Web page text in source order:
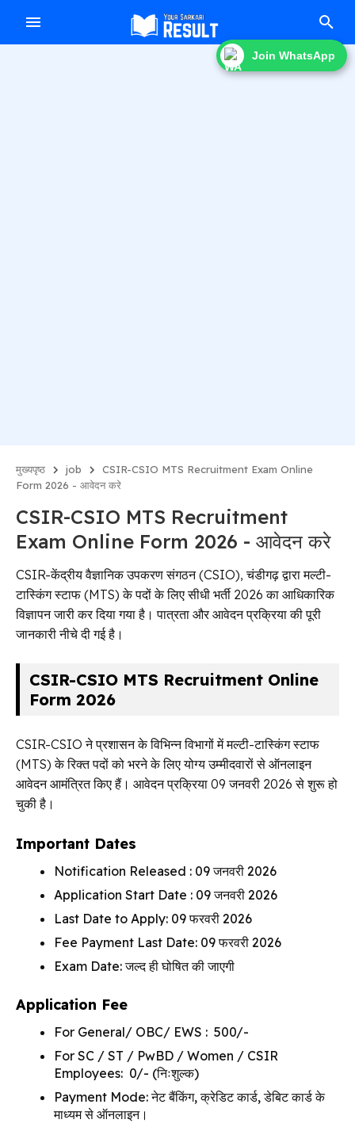
मुख्यपृष्ठ job
CSIR-CSIO MTS Recruitment Exam Online
Form 2026 - आवेदन करे
CSIR-CSIO MTS Recruitment
Exam Online Form 2026 - आवेदन करे
CSIR-केंद्रीय वैज्ञानिक उपकरण संगठन (CSIO), चंडीगढ़ द्वारा मल्टी-
टास्किंग स्टाफ (MTS) के पदों के लिए सीधी भर्ती 2026 का आधिकारिक
विज्ञापन जारी कर दिया गया है। पात्रता और आवेदन प्रक्रिया की पूरी
जानकारी नीचे दी गई है।
CSIR-CSIO MTS Recruitment Online
Form 2026
CSIR-CSIO ने प्रशासन के विभिन्न विभागों में मल्टी-टास्किंग स्टाफ
(MTS) के रिक्त पदों को भरने के लिए योग्य उम्मीदवारों से ऑनलाइन
आवेदन आमंत्रित किए हैं। आवेदन प्रक्रिया 09 जनवरी 2026 से शुरू हो
चुकी है।
Important Dates
Notification Released : 09 जनवरी 2026
Application Start Date : 09 जनवरी 2026
Last Date to Apply: 09 फरवरी 2026
Fee Payment Last Date: 09 फरवरी 2026
Exam Date: जल्द ही घोषित की जाएगी
Application Fee
For General/ OBC/ EWS : ₹ 500/-
For SC / ST / PwBD / Women / CSIR
Employees: ₹ 0/- (निःशुल्क)
Payment Mode: नेट बैंकिंग, क्रेडिट कार्ड, डेबिट कार्ड के
माध्यम से ऑनलाइन।
Join WhatsApp